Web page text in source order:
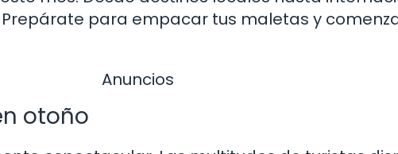
para empacar tus maletas y
Anuncios
otoño